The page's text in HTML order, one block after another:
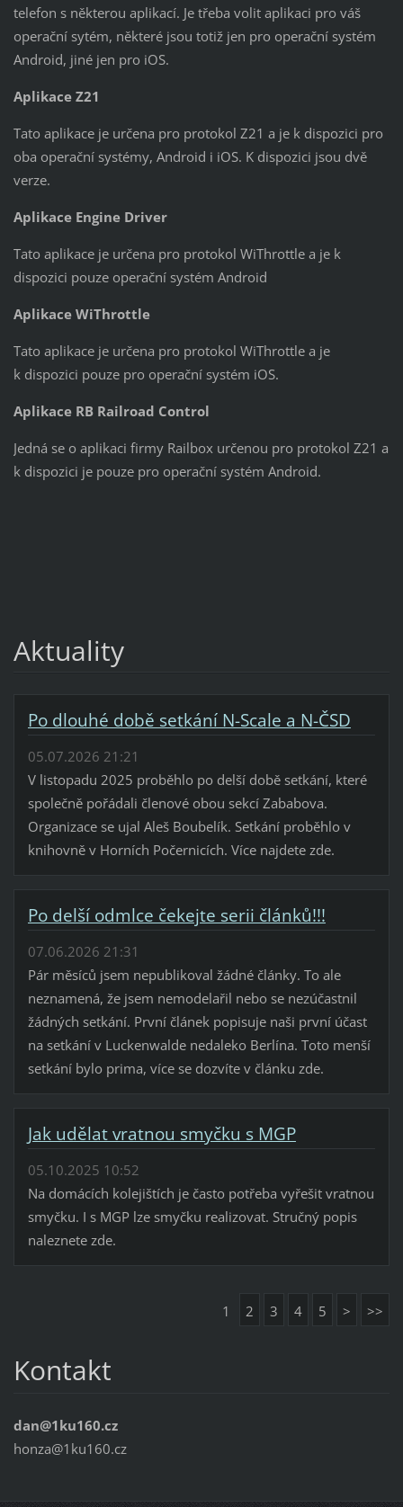
telefon s některou aplikací. Je třeba volit aplikaci pro váš
operační sytém, některé jsou totiž jen pro operační systém
Android, jiné jen pro iOS.
Aplikace Z21
Tato aplikace je určena pro protokol Z21 a je k dispozici pro
oba operační systémy, Android i iOS. K dispozici jsou dvě
verze.
Aplikace Engine Driver
Tato aplikace je určena pro protokol WiThrottle a je k
dispozici pouze operační systém Android
Aplikace WiThrottle
Tato aplikace je určena pro protokol WiThrottle a je
k dispozici pouze pro operační systém iOS.
Aplikace RB Railroad Control
Jedná se o aplikaci firmy Railbox určenou pro protokol Z21 a
k dispozici je pouze pro operační systém Android.
Aktuality
Po dlouhé době setkání N-Scale a N-ČSD
05.07.2026 21:21
V listopadu 2025 proběhlo po delší době setkání, které
společně pořádali členové obou sekcí Zababova.
Organizace se ujal Aleš Boubelík. Setkání proběhlo v
knihovně v Horních Počernicích. Více najdete zde.
Po delší odmlce čekejte serii článků!!!
07.06.2026 21:31
Pár měsíců jsem nepublikoval žádné články. To ale
neznamená, že jsem nemodelařil nebo se nezúčastnil
žádných setkání. První článek popisuje naši první účast
na setkání v Luckenwalde nedaleko Berlína. Toto menší
setkání bylo prima, více se dozvíte v článku zde.
Jak udělat vratnou smyčku s MGP
05.10.2025 10:52
Na domácích kolejištích je často potřeba vyřešit vratnou
smyčku. I s MGP lze smyčku realizovat. Stručný popis
naleznete zde.
1 2 3 4 5 > >>
Kontakt
dan@1ku160.cz
honza@1ku160.cz